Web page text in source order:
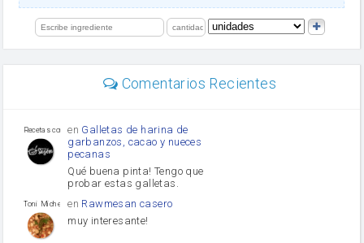
limón
Comentarios Recientes
Recetas con sazon
en Galletas de harina de
garbanzos, cacao y nueces
pecanas
Qué buena pinta! Tengo que
probar estas galletas.
Toni Michel Caubet
en Rawmesan casero
muy interesante!